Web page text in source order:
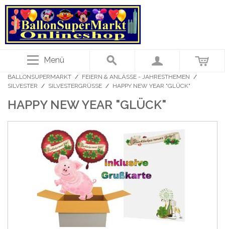
Menü
BALLONSUPERMARKT / FEIERN & ANLÄSSE - JAHRESTHEMEN /
SILVESTER / SILVESTERGRÜSSE / HAPPY NEW YEAR "GLÜCK"
HAPPY NEW YEAR "GLÜCK"